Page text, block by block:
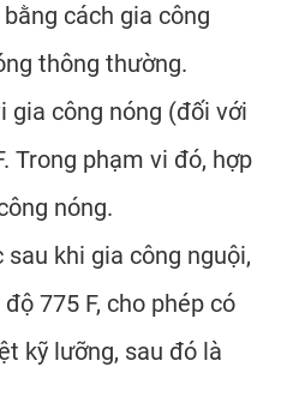
cách gia công
thông thường.
gia công nóng (đối với
Trong phạm vi đó, hợp
nóng.
khi gia công nguội,
775 F, cho phép có
kỹ lưỡng, sau đó là